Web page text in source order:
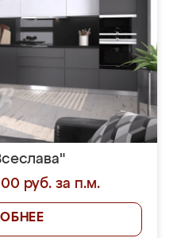
руб. за п.м.